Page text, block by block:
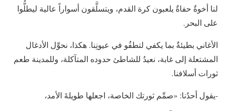
لنا أخوةٌ حفاةٌ يلعبون كرة القدم، ويتسلَّقون أسواراً عالية ليطلُّوا
على البحر.
الأغاني بطيئةٌ بما يكفي لتطفُو في عيونِنا. هكذا، نحوِّل الأدغال
المشتعلة إلى غابة، نعيدُ للشاطئ حدوده المتآكلة، وللمدينة طعم
ثورات أسلافنا.
-يقول أحدُنا: «صمِّم ثورتك الخاصة، اجعلها طويلةَ الأمد،